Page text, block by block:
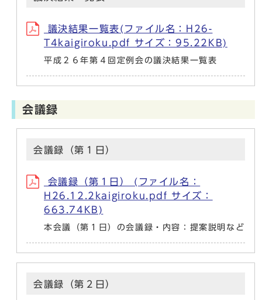
議決結果一覧表(ファイル名：H26-
T4kaigiroku.pdf サイズ：95.22KB)
平成２６年第４回定例会の議決結果一覧表
会議録
会議録（第１日）
会議録（第１日） (ファイル名：
H26.12.2kaigiroku.pdf サイズ：
663.74KB)
本会議（第１日）の会議録・内容：提案説明など
会議録（第２日）